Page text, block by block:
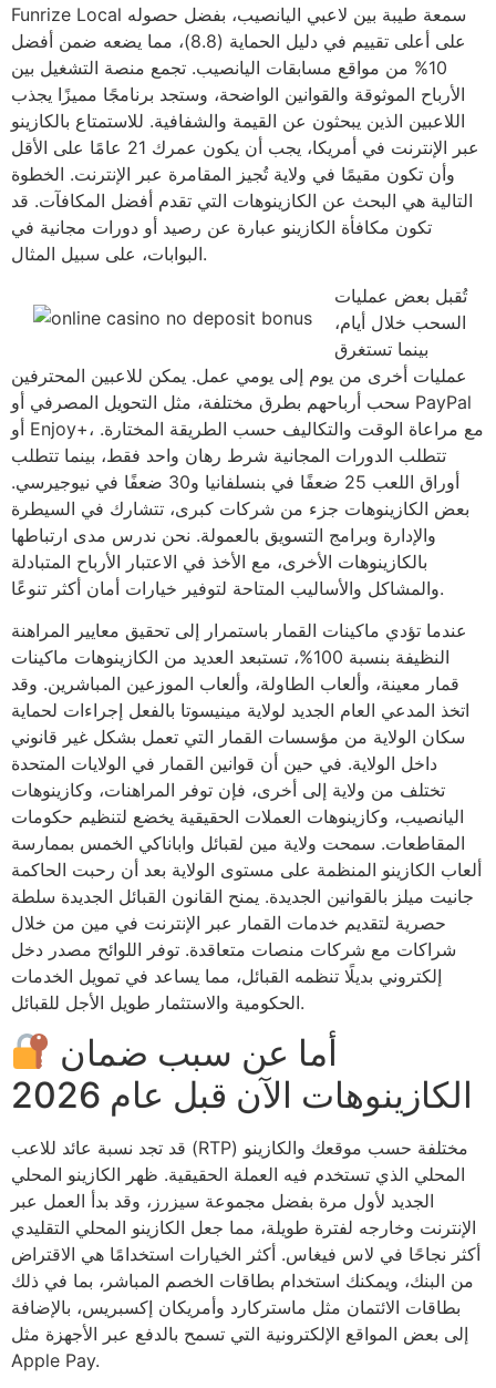
Funrize Local سمعة طيبة بين لاعبي اليانصيب، بفضل حصوله
على أعلى تقييم في دليل الحماية (8.8)، مما يضعه ضمن أفضل
10% من مواقع مسابقات اليانصيب. تجمع منصة التشغيل بين
الأرباح الموثوقة والقوانين الواضحة، وستجد برنامجًا مميزًا يجذب
اللاعبين الذين يبحثون عن القيمة والشفافية. للاستمتاع بالكازينو
عبر الإنترنت في أمريكا، يجب أن يكون عمرك 21 عامًا على الأقل
وأن تكون مقيمًا في ولاية تُجيز المقامرة عبر الإنترنت. الخطوة
التالية هي البحث عن الكازينوهات التي تقدم أفضل المكافآت. قد
تكون مكافأة الكازينو عبارة عن رصيد أو دورات مجانية في
البوابات، على سبيل المثال.
تُقبل بعض عمليات
السحب خلال أيام،
بينما تستغرق
عمليات أخرى من يوم إلى يومي عمل. يمكن للاعبين المحترفين
سحب أرباحهم بطرق مختلفة، مثل التحويل المصرفي أو PayPal
أو Enjoy+، مع مراعاة الوقت والتكاليف حسب الطريقة المختارة.
تتطلب الدورات المجانية شرط رهان واحد فقط، بينما تتطلب
أوراق اللعب 25 ضعفًا في بنسلفانيا و30 ضعفًا في نيوجيرسي.
بعض الكازينوهات جزء من شركات كبرى، تتشارك في السيطرة
والإدارة وبرامج التسويق بالعمولة. نحن ندرس مدى ارتباطها
بالكازينوهات الأخرى، مع الأخذ في الاعتبار الأرباح المتبادلة
والمشاكل والأساليب المتاحة لتوفير خيارات أمان أكثر تنوعًا.
عندما تؤدي ماكينات القمار باستمرار إلى تحقيق معايير المراهنة
النظيفة بنسبة 100%، تستبعد العديد من الكازينوهات ماكينات
قمار معينة، وألعاب الطاولة، وألعاب الموزعين المباشرين. وقد
اتخذ المدعي العام الجديد لولاية مينيسوتا بالفعل إجراءات لحماية
سكان الولاية من مؤسسات القمار التي تعمل بشكل غير قانوني
داخل الولاية. في حين أن قوانين القمار في الولايات المتحدة
تختلف من ولاية إلى أخرى، فإن توفر المراهنات، وكازينوهات
اليانصيب، وكازينوهات العملات الحقيقية يخضع لتنظيم حكومات
المقاطعات. سمحت ولاية مين لقبائل واباناكي الخمس بممارسة
ألعاب الكازينو المنظمة على مستوى الولاية بعد أن رحبت الحاكمة
جانيت ميلز بالقوانين الجديدة. يمنح القانون القبائل الجديدة سلطة
حصرية لتقديم خدمات القمار عبر الإنترنت في مين من خلال
شراكات مع شركات منصات متعاقدة. توفر اللوائح مصدر دخل
إلكتروني بديلًا تنظمه القبائل، مما يساعد في تمويل الخدمات
الحكومية والاستثمار طويل الأجل للقبائل.
الكازينوهات الآن قبل عام 2026
قد تجد نسبة عائد للاعب (RTP) مختلفة حسب موقعك والكازينو
المحلي الذي تستخدم فيه العملة الحقيقية. ظهر الكازينو المحلي
الجديد لأول مرة بفضل مجموعة سيزرز، وقد بدأ العمل عبر
الإنترنت وخارجه لفترة طويلة، مما جعل الكازينو المحلي التقليدي
أكثر نجاحًا في لاس فيغاس. أكثر الخيارات استخدامًا هي الاقتراض
من البنك، ويمكنك استخدام بطاقات الخصم المباشر، بما في ذلك
بطاقات الائتمان مثل ماستركارد وأمريكان إكسبريس، بالإضافة
إلى بعض المواقع الإلكترونية التي تسمح بالدفع عبر الأجهزة مثل
Apple Pay.